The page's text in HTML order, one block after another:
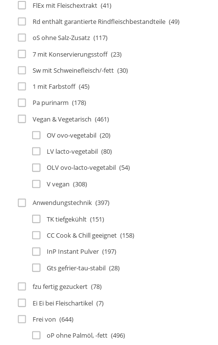
FlEx mit Fleischextrakt (41)
Rd enthält garantierte Rindfleischbestandteile (49)
oS ohne Salz-Zusatz (117)
7 mit Konservierungsstoff (23)
Sw mit Schweinefleisch/-fett (30)
1 mit Farbstoff (45)
Pa purinarm (178)
Vegan & Vegetarisch (461)
OV ovo-vegetabil (20)
LV lacto-vegetabil (80)
OLV ovo-lacto-vegetabil (54)
V vegan (308)
Anwendungstechnik (397)
TK tiefgekühlt (151)
CC Cook & Chill geeignet (158)
InP Instant Pulver (197)
Gts gefrier-tau-stabil (28)
fzu fertig gezuckert (78)
Ei Ei bei Fleischartikel (7)
Frei von (644)
oP ohne Palmöl, -fett (496)